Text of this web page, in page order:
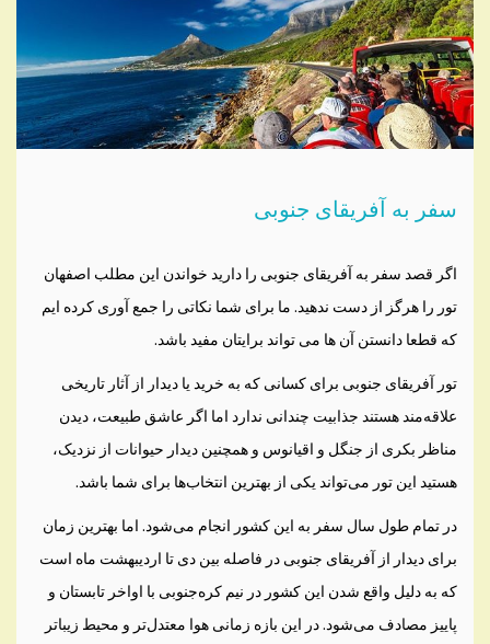
سفر به آفریقای جنوبی
اگر قصد سفر به آفریقای جنوبی را دارید خواندن این مطلب اصفهان
تور را هرگز از دست ندهید. ما برای شما نکاتی را جمع آوری کرده ایم
که قطعا دانستن آن ها می تواند برایتان مفید باشد.
تور آفریقای جنوبی برای کسانی که به خرید یا دیدار از آثار تاریخی
علاقه‌مند هستند جذابیت چندانی ندارد اما اگر عاشق طبیعت، دیدن
مناظر بکری از جنگل و اقیانوس و همچنین دیدار حیوانات از نزدیک،
هستید این تور می‌تواند یکی از بهترین انتخاب‌ها برای شما باشد.
در تمام طول سال سفر به این کشور انجام می‌شود. اما بهترین زمان
برای دیدار از آفریقای جنوبی در فاصله بین دی تا اردیبهشت ماه است
که به دلیل واقع شدن این کشور در نیم کره‌جنوبی با اواخر تابستان و
پاییز مصادف می‌شود. در این بازه زمانی هوا معتدل‌تر و محیط زیباتر